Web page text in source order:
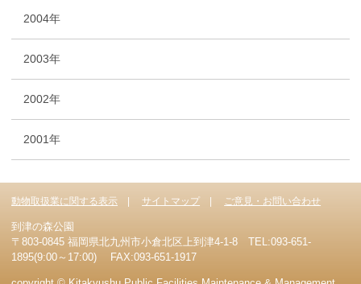
2004年
2003年
2002年
2001年
動物取扱業に関する表示 サイトマップ ご意見・お問い合わせ
到津の森公園
〒803-0845 福岡県北九州市小倉北区上到津4-1-8 TEL:093-651-
1895(9:00～17:00) FAX:093-651-1917